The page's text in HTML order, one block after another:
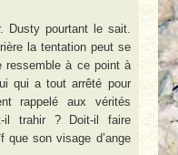
Dusty pourtant le sait.
la tentation peut se
ressemble à ce point à
qui a tout arrêté pour
rappelé aux vérités
il trahir ? Doit-il faire
son visage d’ange